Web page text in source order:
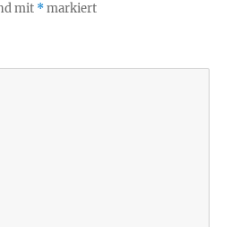
mit *markiert